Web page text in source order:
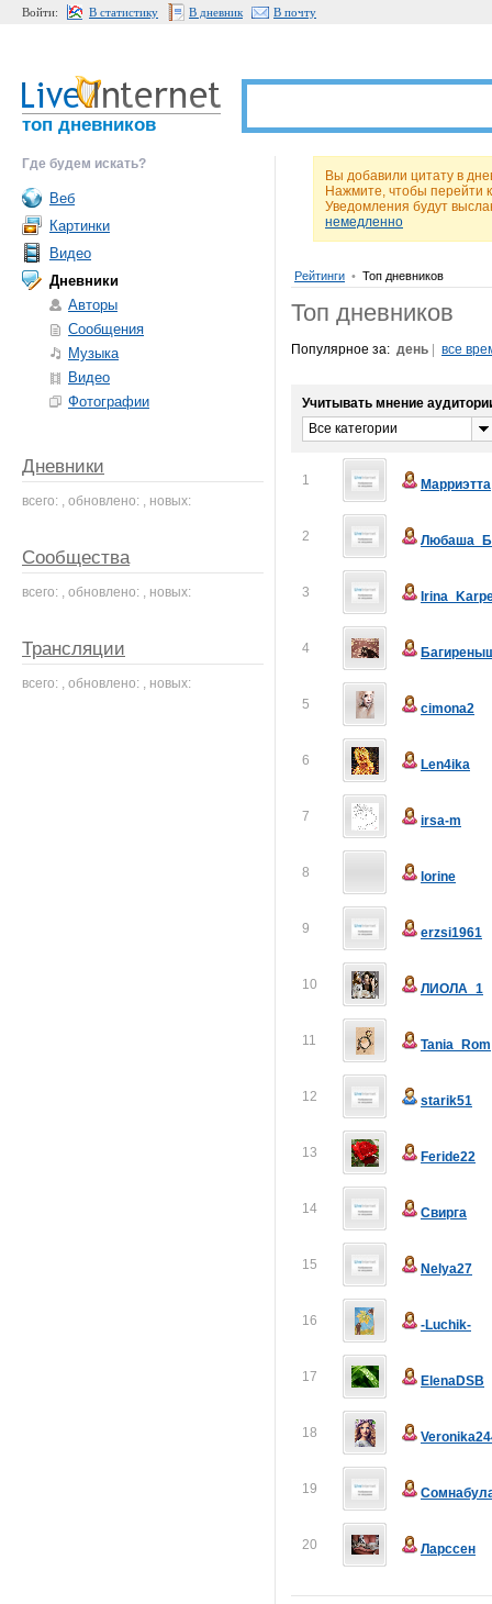
Войти: В статистику В дневник В почту
топ дневников
Вы добавили цитату в
Нажмите, чтобы перейти
Уведомления будут
немедленно
Рейтинги • Топ дневников
Топ дневников
Популярное за: день все
Учитывать мнение
Все категории
1 Марриэтта
2
3
4
5 cimona2
6 Len4ika
7 irsa-m
8 lorine
9 erzsi1961
10 ЛИОЛА_1
11 Tania_Rom
12 starik51
13 Feride22
14 Свирга
15 Nelya27
16 -Luchik-
17 ElenaDSB
18
19
20 Ларссен
Где будем искать?
Веб
Картинки
Видео
Дневники
Авторы
Сообщения
Музыка
Видео
Фотографии
Дневники
всего: , обновлено: , новых:
Сообщества
всего: , обновлено: , новых:
Трансляции
всего: , обновлено: , новых: